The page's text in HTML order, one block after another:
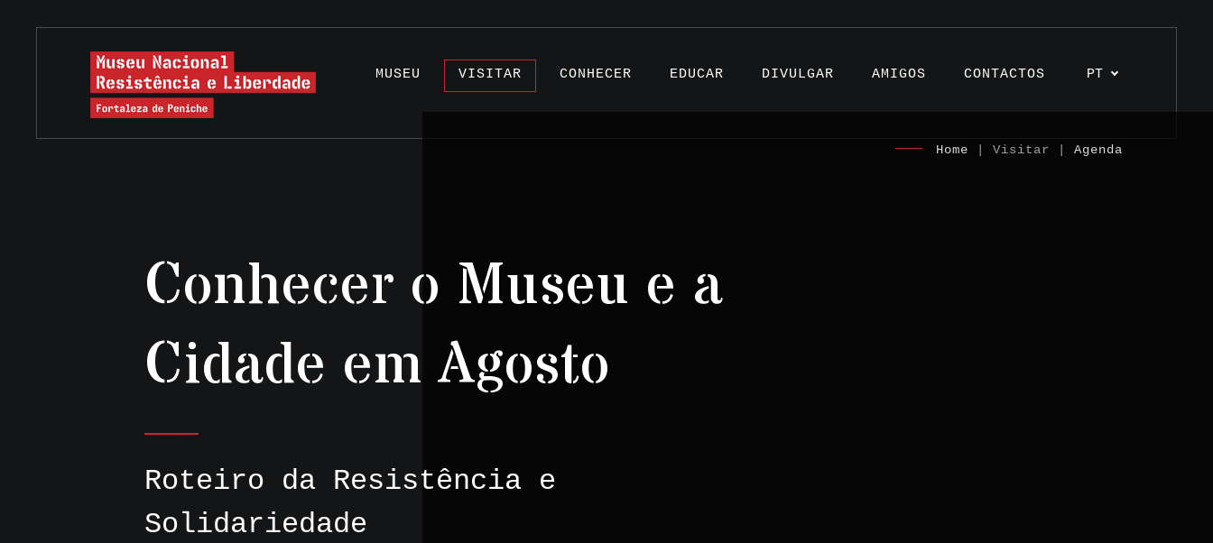
PT
MUSEU VISITAR CONHECER EDUCAR DIVULGAR AMIGOS CONTACTOS
Conhecer o Museu e a
Cidade em Agosto
Roteiro da Resistência e
Solidariedade
Home | Visitar | Agenda